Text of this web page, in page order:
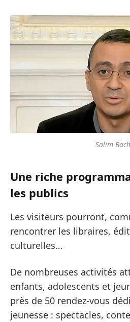
Salim
Une riche
les publics
Les visiteurs pourront,
rencontrer les libraires,
culturelles…
De nombreuses activités
enfants, adolescents et
près de 50 rendez-vous
jeunesse : spectacles,